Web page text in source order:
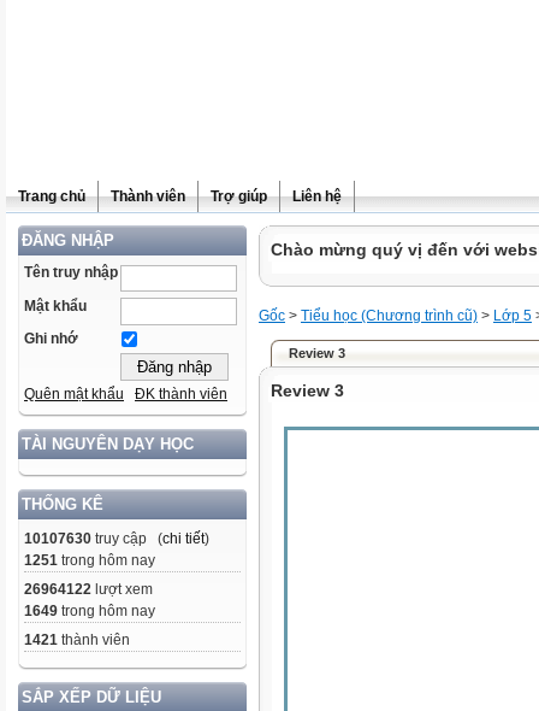
Trang chủ Thành viên Trợ giúp Liên hệ
ĐĂNG NHẬP
Tên truy nhập
Mật khẩu
Ghi nhớ
Quên mật khẩu ĐK thành viên
TÀI NGUYÊN DẠY HỌC
THỐNG KÊ
10107630 truy cập (chi tiết)
1251 trong hôm nay
26964122 lượt xem
1649 trong hôm nay
1421 thành viên
SẮP XẾP DỮ LIỆU
Chào mừng quý vị đến với
Gốc > Tiểu học (Chương trình cũ) > Lớp 5
Review 3
Review 3